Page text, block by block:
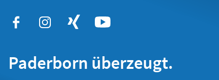
Paderborn überzeugt.